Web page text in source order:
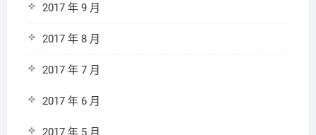
2017 年 9 月
2017 年 8 月
2017 年 7 月
2017 年 6 月
2017 年 5 月